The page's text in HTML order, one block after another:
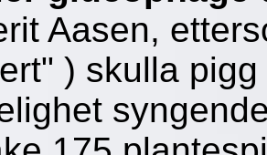
Aasen,
) skulla